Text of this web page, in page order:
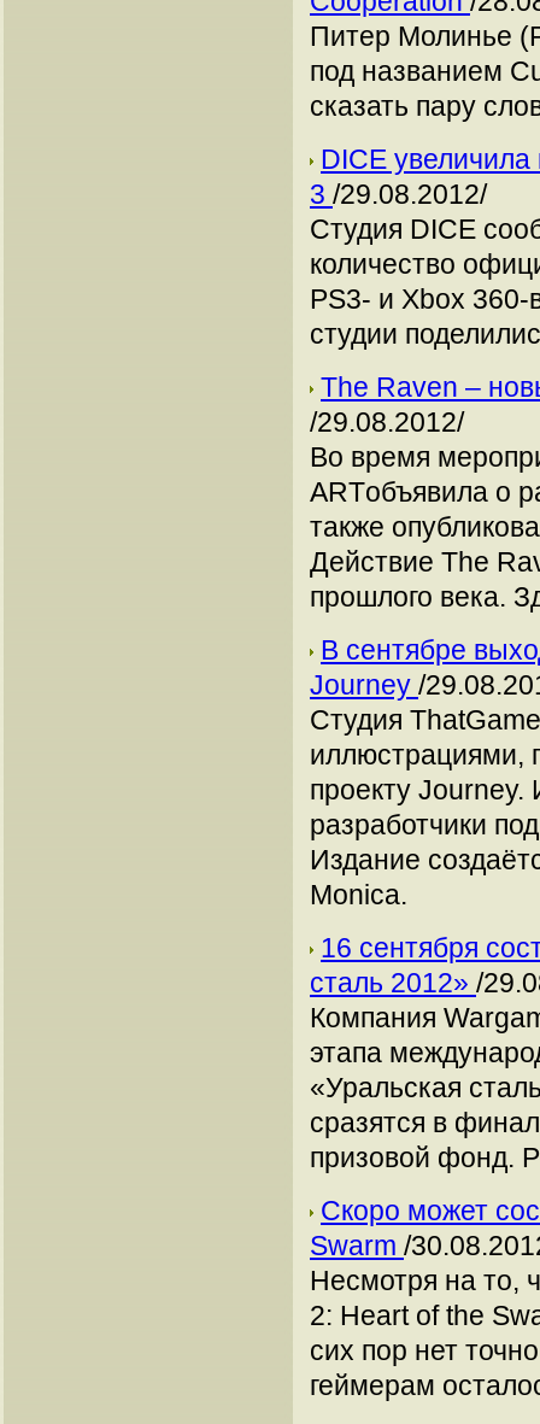
Питер Молинье
под названием
сказать пару
DICE увеличила
3 /29.08.2012/
Студия DICE
количество
PS3- и Xbox
студии
The Raven –
/29.08.2012/
Во время
ARTобъявила о
также
Действие The
прошлого века.
В сентябре
Journey /
Студия
иллюстрациями,
проекту
разработчики
Издание
Monica.
16 сентября
сталь 2012» /
Компания
этапа
«Уральская
сразятся в
призовой фонд.
Cкоро может
Swarm /
Несмотря на то,
2: Heart of the
сих пор нет
геймерам